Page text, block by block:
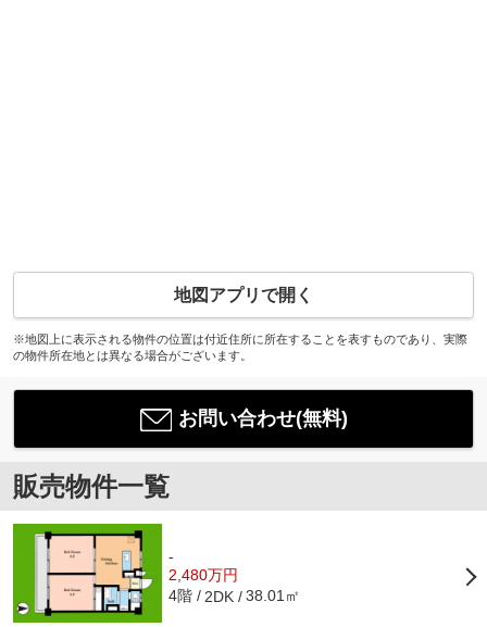
地図アプリで開く
※地図上に表示される物件の位置は付近住所に所在することを表すものであり、実際
の物件所在地とは異なる場合がございます。
お問い合わせ(無料)
販売物件一覧
-
2,480万円
4階 2DK 38.01㎡